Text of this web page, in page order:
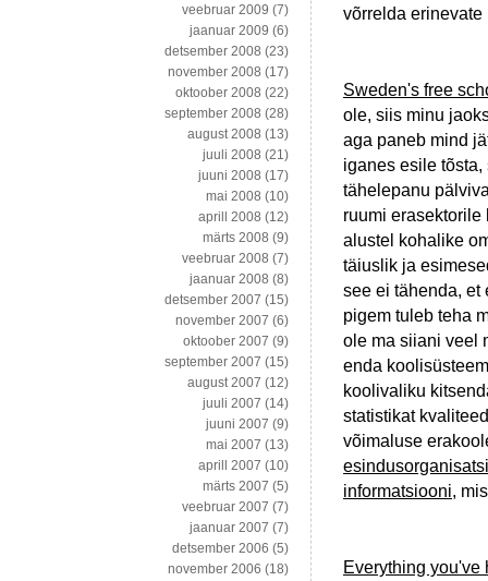
võrrelda
Sweden's free
ole, siis minu
aga paneb mind
iganes esile
tähelepanu
ruumi
alustel kohalike
täiuslik ja
see ei tähenda, et
pigem tuleb teha
ole ma siiani veel
enda
koolivaliku
statistikat
võimaluse
informatsiooni,
Everything you've
veebruar 2009 (7)
jaanuar 2009 (6)
detsember 2008 (23)
november 2008 (17)
oktoober 2008 (22)
september 2008 (28)
august 2008 (13)
juuli 2008 (21)
juuni 2008 (17)
mai 2008 (10)
aprill 2008 (12)
märts 2008 (9)
veebruar 2008 (7)
jaanuar 2008 (8)
detsember 2007 (15)
november 2007 (6)
oktoober 2007 (9)
september 2007 (15)
august 2007 (12)
juuli 2007 (14)
juuni 2007 (9)
mai 2007 (13)
aprill 2007 (10)
märts 2007 (5)
veebruar 2007 (7)
jaanuar 2007 (7)
detsember 2006 (5)
november 2006 (18)